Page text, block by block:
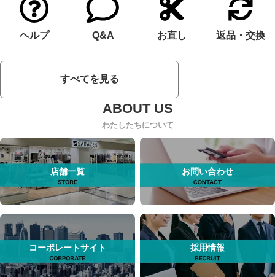
ヘルプ Q&A お直し 返品・交換
すべてを見る
わたしたちについて
店舗一覧 お問い合わせ
コーポレートサイト 採用情報